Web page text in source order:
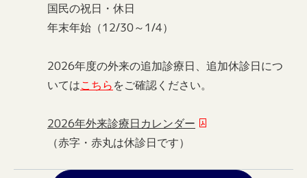
国民の祝日・休日
年末年始（12/30～1/4）
2026年度の外来の追加診療日、追加休診日につ
いてはこちらをご確認ください。
2026年外来診療日カレンダー
（赤字・赤丸は休診日です）